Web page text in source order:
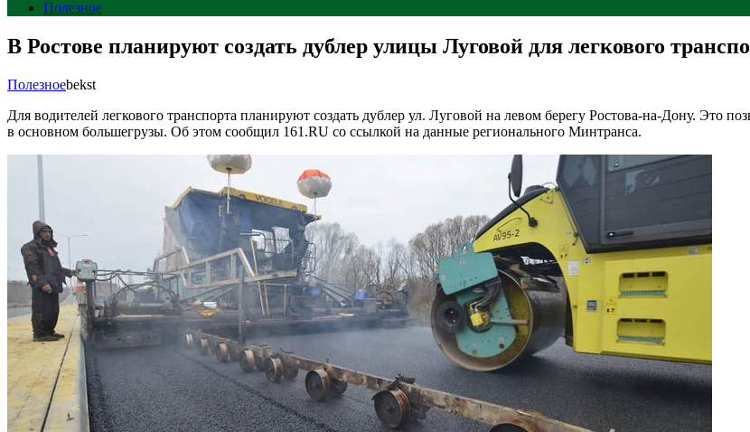
Полезное
В Ростове планируют создать дублер улицы Луговой для легкового
Полезноеbekst
Для водителей легкового транспорта планируют создать дублер ул. Луговой на левом берегу Ростова-на-Дону. Это
в основном большегрузы. Об этом сообщил 161.RU со ссылкой на данные регионального Минтранса.